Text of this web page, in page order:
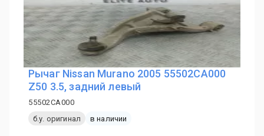
Рычаг Nissan Murano 2005 55502CA000
Z50 3.5, задний левый
55502CA000
б.у. оригинал
в наличии